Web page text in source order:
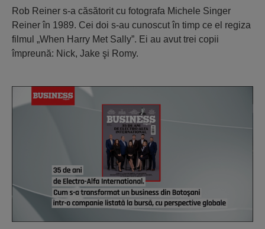
Rob Reiner s-a căsătorit cu fotografa Michele Singer
Reiner în 1989. Cei doi s-au cunoscut în timp ce el regiza
filmul „When Harry Met Sally”. Ei au avut trei copii
împreună: Nick, Jake şi Romy.